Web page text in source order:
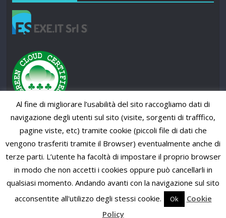
Copyright © 2026SUP News Magazine. All rights reserved.
Theme: ColorMag Pro byThemeGrill. Powered byWordPress
Al fine di migliorare l’usabilità del sito raccogliamo dati di
navigazione degli utenti sul sito (visite, sorgenti di trafffico,
pagine viste, etc) tramite cookie (piccoli file di dati che
vengono trasferiti tramite il Browser) eventualmente anche di
terze parti. L’utente ha facoltà di impostare il proprio browser
in modo che non accetti i cookies oppure può cancellarli in
qualsiasi momento. Andando avanti con la navigazione sul sito
acconsentite all'utilizzo degli stessi cookie.
Ok
Cookie
Policy